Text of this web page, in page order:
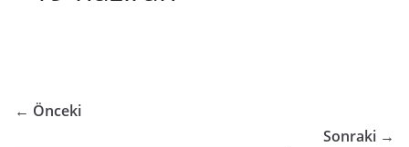
← Önceki
Sonraki →